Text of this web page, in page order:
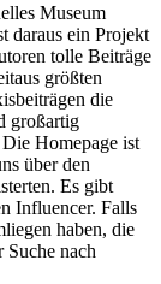
Museum
daraus ein Projekt
tolle Beiträge
größten
die
großartig
Homepage ist
über den
Es gibt
Influencer. Falls
haben, die
nach